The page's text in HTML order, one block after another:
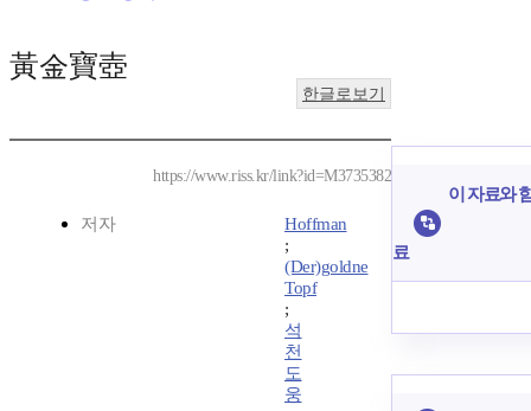
黃金寶壺
한글로보기
https://www.riss.kr/link?id=M3735382
저자
Hoffman
;
(Der)goldne
Topf
;
석
천
도
웅
이 자료와
료